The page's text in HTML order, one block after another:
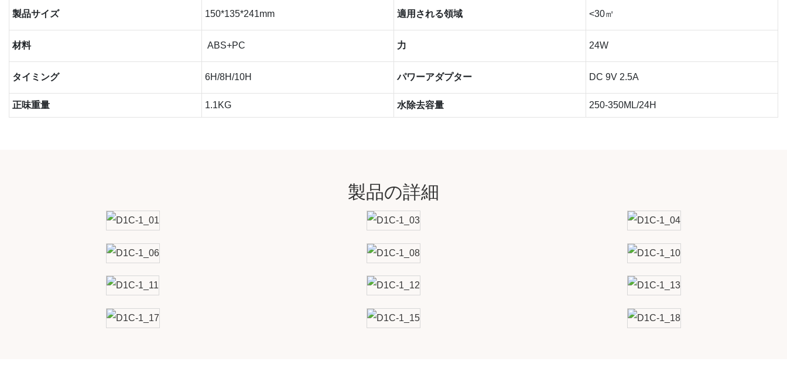
製品サイズ 150*135*241mm 適用される領域 <30㎡
材料 ABS+PC 力 24W
タイミング 6H/8H/10H パワーアダプター DC 9V 2.5A
正味重量 1.1KG 水除去容量 250-350ML/24H
製品の詳細